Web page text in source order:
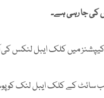
کی جا رہی ہے۔
میں کلک ایبل لنکس
سائٹ کے کلک ایبل لنک کو